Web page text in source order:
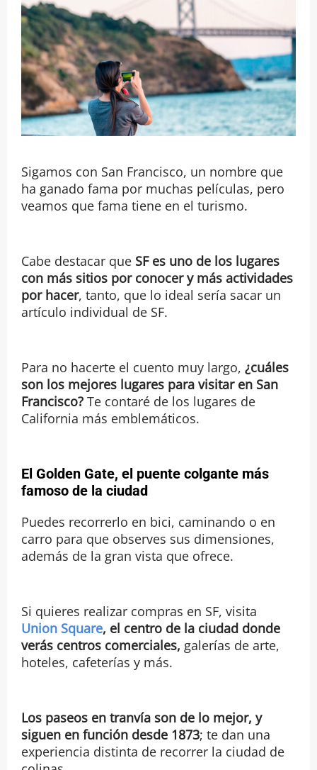
Sigamos con San Francisco, un nombre que
ha ganado fama por muchas películas, pero
veamos que fama tiene en el turismo.
Cabe destacar que SF es uno de los lugares
con más sitios por conocer y más actividades
por hacer, tanto, que lo ideal sería sacar un
artículo individual de SF.
Para no hacerte el cuento muy largo, ¿cuáles
son los mejores lugares para visitar en San
Francisco?Te contaré de los lugares de
California más emblemáticos.
El Golden Gate, el puente colgante más
famoso de la ciudad
Puedes recorrerlo en bici, caminando o en
carro para que observes sus dimensiones,
además de la gran vista que ofrece.
Si quieres realizar compras en SF, visita
Union Square, el centro de la ciudad donde
verás centros comerciales, galerías de arte,
hoteles, cafeterías y más.
Los paseos en tranvía son de lo mejor, y
siguen en función desde 1873; te dan una
experiencia distinta de recorrer la ciudad de